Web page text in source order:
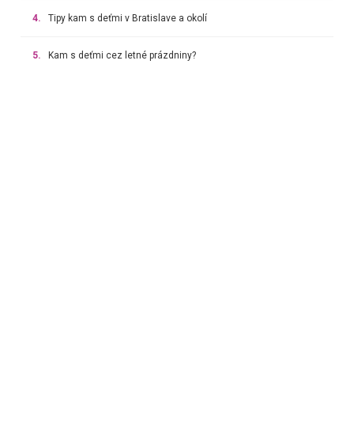
4. Tipy kam s deťmi v Bratislave a okolí
5. Kam s deťmi cez letné prázdniny?